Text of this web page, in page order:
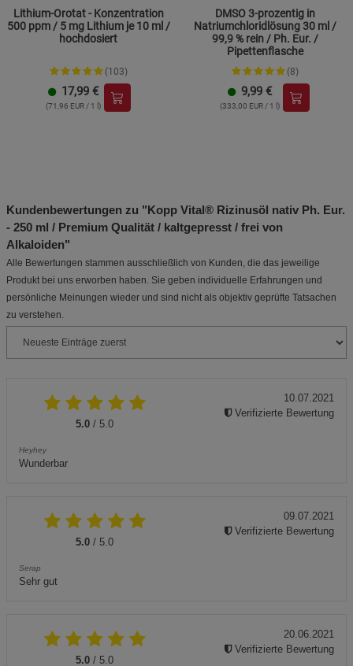
Lithium-Orotat - Konzentration
500 ppm / 5 mg Lithium je 10 ml /
hochdosiert
(103)
17,99 €
(71,96 EUR / 1 l)
DMSO 3-prozentig in
Natriumchloridlösung 30 ml /
99,9 % rein / Ph. Eur. /
Pipettenflasche
(8)
9,99 €
(333,00 EUR / 1 l)
Kundenbewertungen zu "Kopp Vital® Rizinusöl nativ Ph. Eur.
- 250 ml / Premium Qualität / kaltgepresst / frei von
Alkaloiden"
Alle Bewertungen stammen ausschließlich von Kunden, die das jeweilige
Produkt bei uns erworben haben. Sie geben individuelle Erfahrungen und
persönliche Meinungen wieder und sind nicht als objektiv geprüfte Tatsachen
zu verstehen.
5.0 / 5.0
Heyhey
Wunderbar
10.07.2021
Verifizierte Bewertung
5.0 / 5.0
Serap
Sehr gut
09.07.2021
Verifizierte Bewertung
5.0 / 5.0
20.06.2021
Verifizierte Bewertung